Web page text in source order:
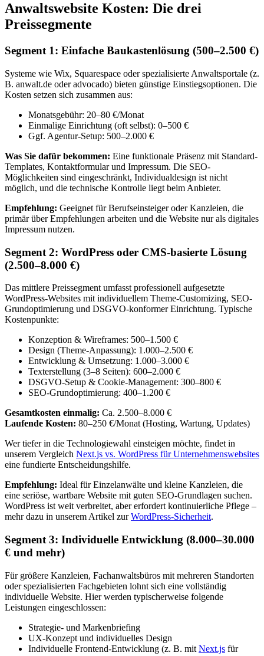
Anwaltswebsite Kosten: Die drei
Preissegmente
Segment 1: Einfache Baukastenlösung (500–2.500 €)
Systeme wie Wix, Squarespace oder spezialisierte Anwaltsportale (z.
B. anwalt.de oder advocado) bieten günstige Einstiegsoptionen. Die
Kosten setzen sich zusammen aus:
Monatsgebühr: 20–80 €/Monat
Einmalige Einrichtung (oft selbst): 0–500 €
Ggf. Agentur-Setup: 500–2.000 €
Was Sie dafür bekommen: Eine funktionale Präsenz mit Standard-
Templates, Kontaktformular und Impressum. Die SEO-
Möglichkeiten sind eingeschränkt, Individualdesign ist nicht
möglich, und die technische Kontrolle liegt beim Anbieter.
Empfehlung: Geeignet für Berufseinsteiger oder Kanzleien, die
primär über Empfehlungen arbeiten und die Website nur als digitales
Impressum nutzen.
Segment 2: WordPress oder CMS-basierte Lösung
(2.500–8.000 €)
Das mittlere Preissegment umfasst professionell aufgesetzte
WordPress-Websites mit individuellem Theme-Customizing, SEO-
Grundoptimierung und DSGVO-konformer Einrichtung. Typische
Kostenpunkte:
Konzeption & Wireframes: 500–1.500 €
Design (Theme-Anpassung): 1.000–2.500 €
Entwicklung & Umsetzung: 1.000–3.000 €
Texterstellung (3–8 Seiten): 600–2.000 €
DSGVO-Setup & Cookie-Management: 300–800 €
SEO-Grundoptimierung: 400–1.200 €
Gesamtkosten einmalig: Ca. 2.500–8.000 €
Laufende Kosten: 80–250 €/Monat (Hosting, Wartung, Updates)
Wer tiefer in die Technologiewahl einsteigen möchte, findet in
unserem Vergleich Next.js vs. WordPress für Unternehmenswebsites
eine fundierte Entscheidungshilfe.
Empfehlung: Ideal für Einzelanwälte und kleine Kanzleien, die
eine seriöse, wartbare Website mit guten SEO-Grundlagen suchen.
WordPress ist weit verbreitet, aber erfordert kontinuierliche Pflege –
mehr dazu in unserem Artikel zurWordPress-Sicherheit.
Segment 3: Individuelle Entwicklung (8.000–30.000
€ und mehr)
Für größere Kanzleien, Fachanwaltsbüros mit mehreren Standorten
oder spezialisierten Fachgebieten lohnt sich eine vollständig
individuelle Website. Hier werden typischerweise folgende
Leistungen eingeschlossen:
Strategie- und Markenbriefing
UX-Konzept und individuelles Design
Individuelle Frontend-Entwicklung (z. B. mit Next.js für